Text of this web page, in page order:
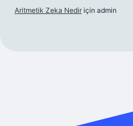
Aritmetik Zeka Nedir için admin